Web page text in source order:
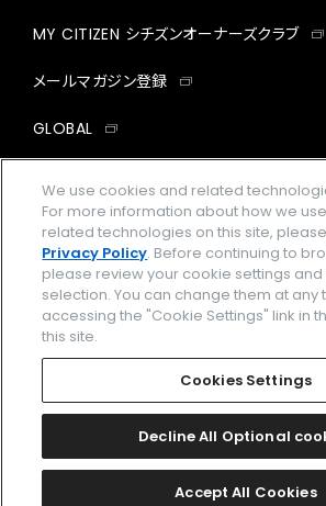
MY CITIZEN シチズンオーナーズクラブ
メールマガジン登録
GLOBAL
facebook
企業情報 ご利用規約
プライバシーポリシー
Amazon PayはAmazon.com, Inc.またはその関
2026 CITIZEN WATCH CO.,
We use cookies and related
For more information about how we
related technologies on this site,
Privacy Policy. Before continuing to
please review your cookie settings
selection. You can change them at any
accessing the "Cookie Settings" link in
this site.
Cookies Settings
Decline All Optional
Accept All Cookies